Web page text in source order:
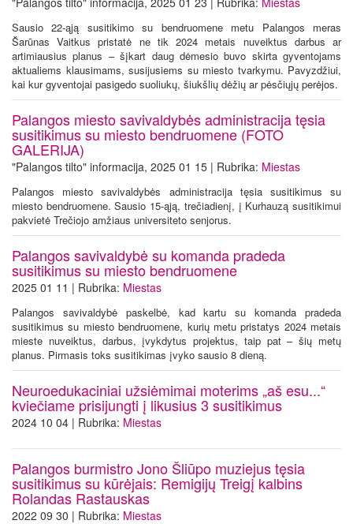
Sausio 22-ąją susitikimo su bendruomene metu Palangos meras
Šarūnas Vaitkus pristatė ne tik 2024 metais nuveiktus darbus ar
artimiausius planus – šįkart daug dėmesio buvo skirta gyventojams
aktualiems klausimams, susijusiems su miesto tvarkymu. Pavyzdžiui,
kai kur gyventojai pasigedo suoliukų, šiukšlių dėžių ar pėsčiųjų perėjos.
Palangos miesto savivaldybės administracija tęsia
susitikimus su miesto bendruomene (FOTO
GALERIJA)
"Palangos tilto" informacija, 2025 01 15 | Rubrika: Miestas
Palangos miesto savivaldybės administracija tęsia susitikimus su
miesto bendruomene. Sausio 15-ąją, trečiadienį, į Kurhauzą susitikimui
pakvietė Trečiojo amžiaus universiteto senjorus.
Palangos savivaldybė su komanda pradeda
susitikimus su miesto bendruomene
2025 01 11 | Rubrika: Miestas
Palangos savivaldybė paskelbė, kad kartu su komanda pradeda
susitikimus su miesto bendruomene, kurių metu pristatys 2024 metais
mieste nuveiktus, darbus, įvykdytus projektus, taip pat – šių metų
planus. Pirmasis toks susitikimas įvyko sausio 8 dieną.
Neuroedukaciniai užsiėmimai moterims „aš esu...“
kviečiame prisijungti į likusius 3 susitikimus
2024 10 04 | Rubrika: Miestas
Palangos burmistro Jono Šliūpo muziejus tęsia
susitikimus su kūrėjais: Remigijų Treigį kalbins
Rolandas Rastauskas
2022 09 30 | Rubrika: Miestas